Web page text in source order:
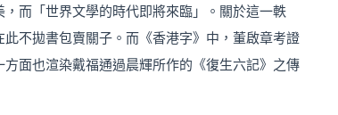
而「世界文學的時代即將來臨」。關於這一軼
不拋書包賣關子。而《香港字》中，董啟章考證
面也渲染戴福通過晨輝所作的《復生六記》之傳